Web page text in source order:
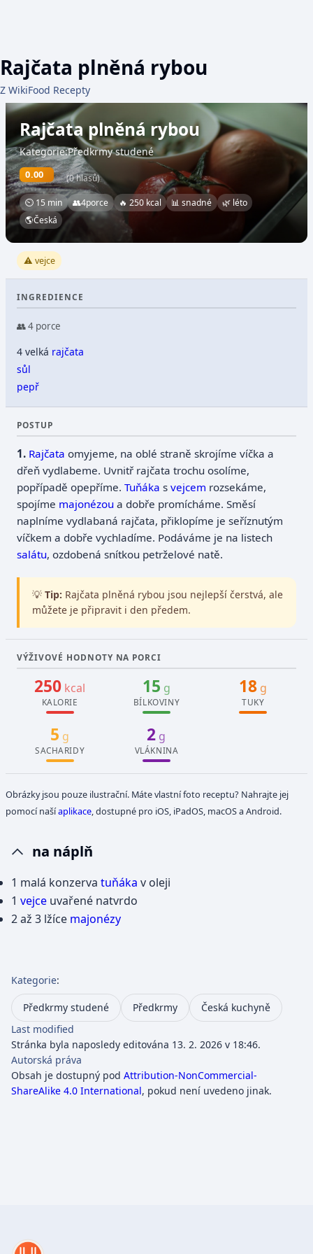
Rajčata plněná rybou
Z WikiFood Recepty
Rajčata plněná rybou
Kategorie:Předkrmy studené
0.00 (0 hlasů)
⏲ 15 min 👥4porce 🔥 250 kcal 📊 snadné
🌿 léto
🌎Česká
⚠️ vejce
INGREDIENCE
👥 4 porce
4 velká rajčata
sůl
pepř
POSTUP
Rajčata omyjeme, na oblé straně skrojíme víčka a
dřeň vydlabeme. Uvnitř rajčata trochu osolíme,
popřípadě opepříme.Tuňáka svejcem rozsekáme,
spojíme majonézou a dobře promícháme. Směsí
naplníme vydlabaná rajčata, přiklopíme je seříznutým
víčkem a dobře vychladíme. Podáváme je na listech
salátu, ozdobená snítkou petrželové natě.
💡 Tip: Rajčata plněná rybou jsou nejlepší čerstvá, ale
můžete je připravit i den předem.
VÝŽIVOVÉ HODNOTY NA PORCI
250 kcal
KALORIE
15 g
BÍLKOVINY
18 g
TUKY
5 g
SACHARIDY
2 g
VLÁKNINA
Obrázky jsou pouze ilustrační. Máte vlastní foto receptu? Nahrajte jej
pomocí našíaplikace, dostupné pro iOS, iPadOS, macOS a Android.
na náplň
1 malá konzerva tuňáka v oleji
1 vejce uvařené natvrdo
2 až 3 lžíce majonézy
Kategorie:
Předkrmy studené Předkrmy
Česká kuchyně
Last modified
Stránka byla naposledy editována 13. 2. 2026 v 18:46.
Autorská práva
Obsah je dostupný pod Attribution-NonCommercial-
ShareAlike 4.0 International, pokud není uvedeno jinak.